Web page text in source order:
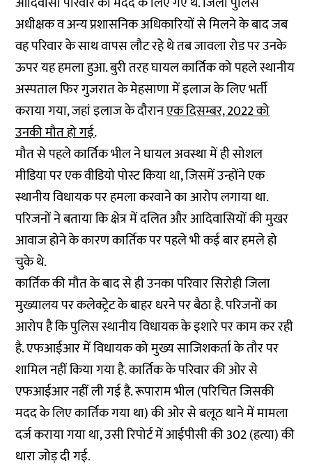
अधीक्षक व अन्य प्रशासनिक अधिकारियों से मिलने के बाद जब
वह परिवार के साथ वापस लौट रहे थे तब जावला रोड पर उनके
ऊपर यह हमला हुआ. बुरी तरह घायल कार्तिक को पहले स्थानीय
अस्पताल फिर गुजरात के मेहसाणा में इलाज के लिए भर्ती
कराया गया, जहां इलाज के दौरानएक दिसम्बर, 2022 को
उनकी मौत हो गई.
मौत से पहले कार्तिक भील ने घायल अवस्था में ही सोशल
मीडिया पर एक वीडियो पोस्ट किया था, जिसमें उन्होंने एक
स्थानीय विधायक पर हमला करवाने का आरोप लगाया था.
परिजनों ने बताया कि क्षेत्र में दलित और आदिवासियों की मुखर
आवाज होने के कारण कार्तिक पर पहले भी कई बार हमले हो
चुके थे.
कार्तिक की मौत के बाद से ही उनका परिवार सिरोही जिला
मुख्यालय पर कलेक्ट्रेट के बाहर धरने पर बैठा है. परिजनों का
आरोप है कि पुलिस स्थानीय विधायक के इशारे पर काम कर रही
है. एफआईआर में विधायक को मुख्य साजिशकर्ता के तौर पर
शामिल नहीं किया गया है. कार्तिक के परिवार की ओर से
एफआईआर नहीं ली गई है. रूपाराम भील (परिचित जिसकी
मदद के लिए कार्तिक गया था) की ओर से बलूठ थाने में मामला
दर्ज कराया गया था, उसी रिपोर्ट में आईपीसी की 302 (हत्या) की
धारा जोड़ दी गई.